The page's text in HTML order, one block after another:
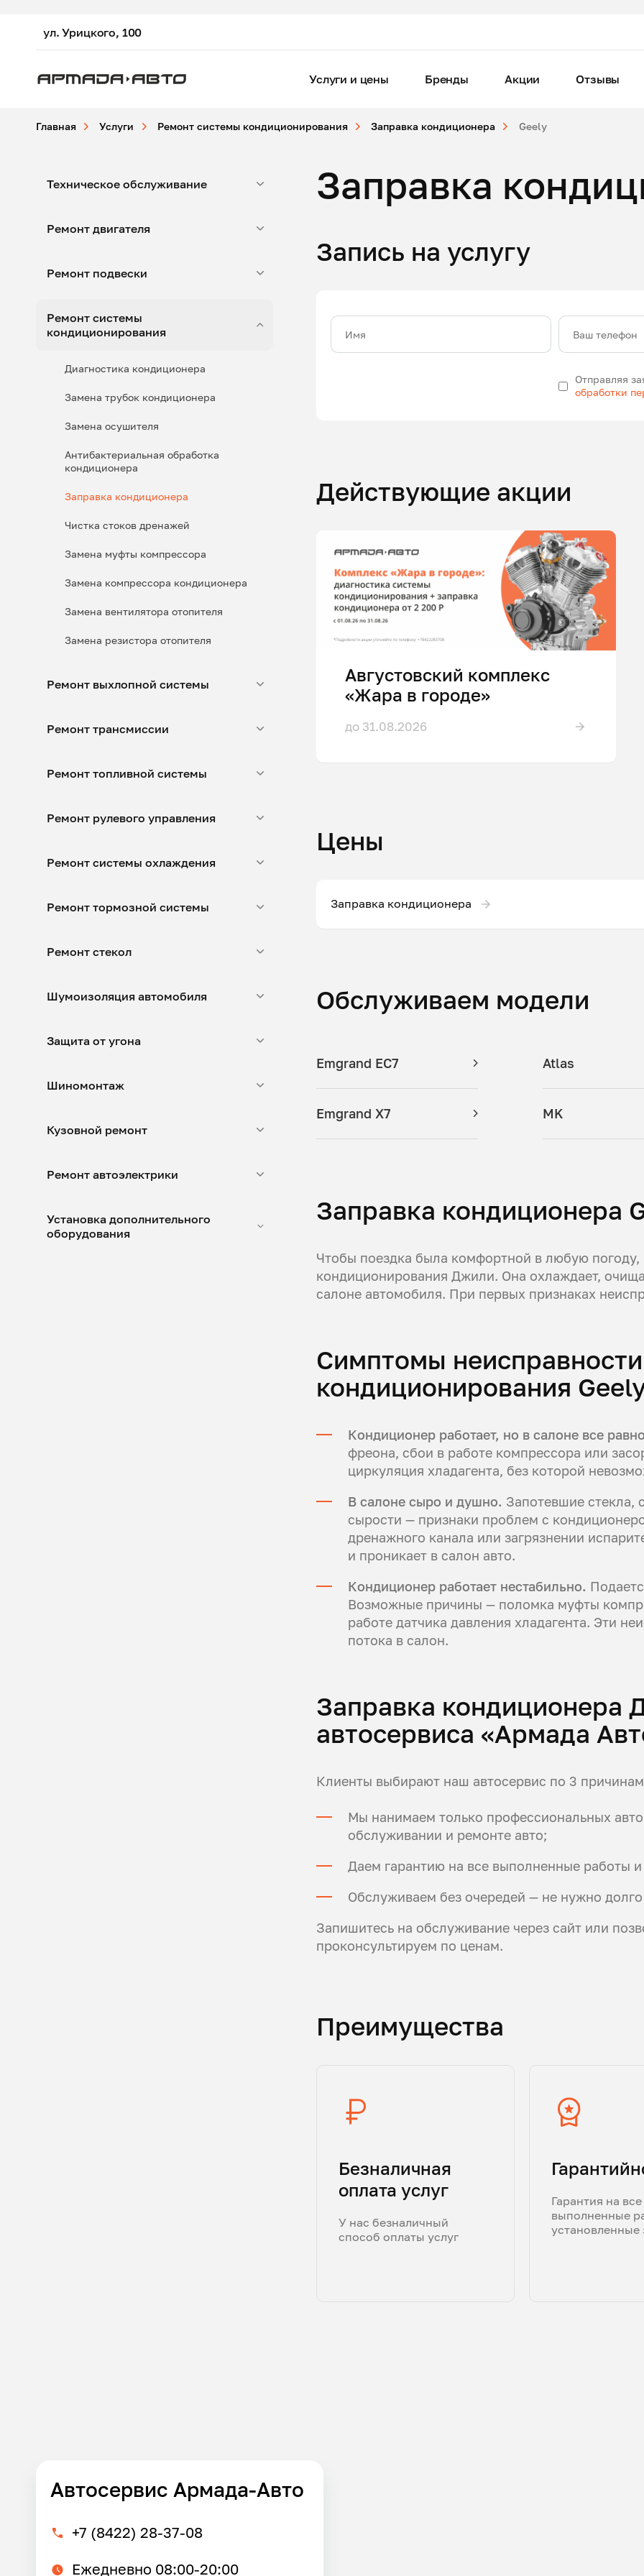
ул. Урицкого, 100
Услуги и цены Бренды Акции Отзывы
Главная Услуги Ремонт системы кондиционирования Заправка кондиционера Geely
Техническое обслуживание
Ремонт двигателя
Ремонт подвески
Ремонт системы
кондиционирования
Диагностика кондиционера
Замена трубок кондиционера
Замена осушителя
Антибактериальная обработка
кондиционера
Заправка кондиционера
Чистка стоков дренажей
Замена муфты компрессора
Замена компрессора кондиционера
Замена вентилятора отопителя
Замена резистора отопителя
Ремонт выхлопной системы
Ремонт трансмиссии
Ремонт топливной системы
Ремонт рулевого управления
Ремонт системы охлаждения
Ремонт тормозной системы
Ремонт стекол
Шумоизоляция автомобиля
Защита от угона
Шиномонтаж
Кузовной ремонт
Ремонт автоэлектрики
Установка дополнительного
оборудования
Заправка
Запись на услугу
Имя Ваш телефон
Отправляя
обработки
Действующие акции
Августовский комплекс
«Жара в городе»
до 31.08.2026
Цены
Заправка кондиционера
Обслуживаем модели
Emgrand EC7 Atlas
Emgrand X7 MK
Заправка кондиционера
Чтобы поездка была комфортной в любую
кондиционирования Джили. Она охлаждает,
салоне автомобиля. При первых признаках
Симптомы
кондиционирования
Кондиционер работает, но в салоне все
фреона, сбои в работе компрессора или
циркуляция хладагента, без которой
В салоне сыро и душно. Запотевшие стекла,
сырости — признаки проблем с
дренажного канала или загрязнении
и проникает в салон авто.
Кондиционер работает нестабильно.
Возможные причины — поломка муфты
работе датчика давления хладагента. Эти
потока в салон.
Заправка кондиционера
автосервиса «Армада
Клиенты выбирают наш автосервис по 3
Мы нанимаем только профессиональных
обслуживании и ремонте авто;
Даем гарантию на все выполненные работы и
Обслуживаем без очередей — не нужно
Запишитесь на обслуживание через сайт или
проконсультируем по ценам.
Преимущества
Безналичная
оплата услуг
У нас безналичный
способ оплаты услуг
Гарантия на все
выполненные
установленные
Автосервис Армада-Авто
+7 (8422) 28-37-08
Ежедневно 08:00-20:00